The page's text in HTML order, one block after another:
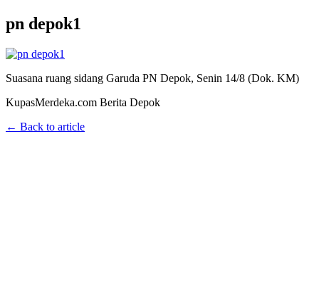
pn depok1
Suasana ruang sidang Garuda PN Depok, Senin 14/8 (Dok. KM)
KupasMerdeka.com Berita Depok
← Back to article